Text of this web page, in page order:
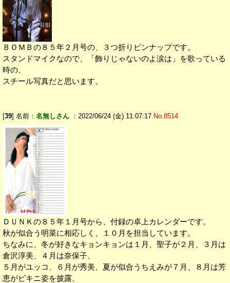
ＢＯＭＢの８５年２月号の、３つ折りピンナップです。
スタンドマイクなので、「飾りじゃないのよ涙は」を歌っている
時の、
スチール写真だと思います。
[39] 名前： 名無しさん ：2022/06/24 (金) 11:07:17 No.8514
ＤＵＮＫの８５年１月号から、付録の卓上カレンダーです。
秋が似合う明菜に相応しく、１０月を担当しています。
ちなみに、冬が好きなキョンキョンは１月、聖子が２月、３月は
倉沢淳美、４月は奈保子、
５月がユッコ、６月が秀美、夏が似合うちえみが７月、８月は芳
恵がビキニ姿を披露、